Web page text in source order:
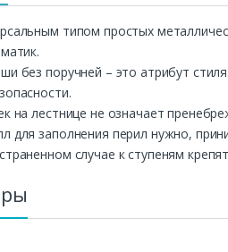
типом простых
без поручней – это атрибут
на лестнице не означает
для заполнения перил нужно,
случае к ступеням